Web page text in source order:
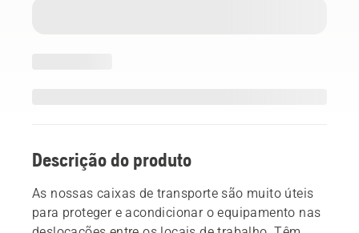
Descrição do produto
As nossas caixas de transporte são muito úteis
para proteger e acondicionar o equipamento nas